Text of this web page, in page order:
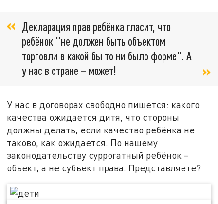
Декларация прав ребёнка гласит, что
ребёнок "не должен быть объектом
торговли в какой бы то ни было форме". А
у нас в стране – может!
У нас в договорах свободно пишется: какого
качества ожидается дитя, что стороны
должны делать, если качество ребёнка не
таково, как ожидается. По нашему
законодательству суррогатный ребёнок –
объект, а не субъект права. Представляете?